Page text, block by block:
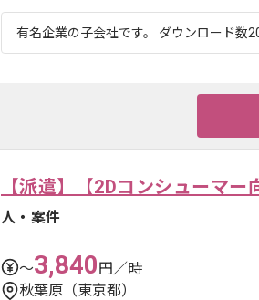
有名企業の子会社です。 ダウンロード数
【派遣】【2Dコンシューマ
人・案件
〜3,840円／時
秋葉原（東京都）